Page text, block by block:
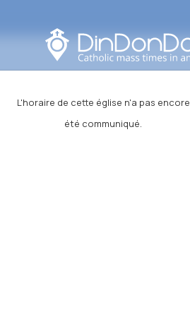
L'horaire de cette église n'a pas encore
été communiqué.